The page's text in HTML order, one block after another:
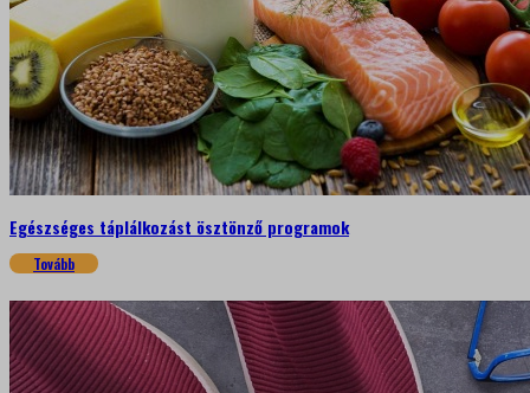
Egészséges táplálkozást ösztönző programok
Tovább